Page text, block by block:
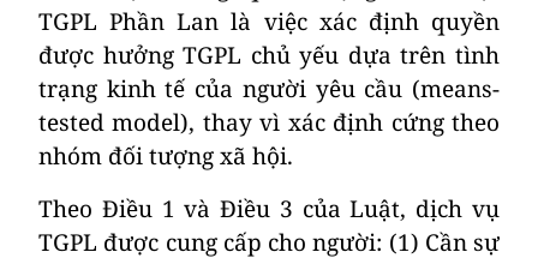
TGPL Phần Lan là việc xác định quyền
được hưởng TGPL chủ yếu dựa trên tình
trạng kinh tế của người yêu cầu (means-
tested model), thay vì xác định cứng theo
nhóm đối tượng xã hội.
Theo Điều 1 và Điều 3 của Luật, dịch vụ
TGPL được cung cấp cho người: (1) Cần sự